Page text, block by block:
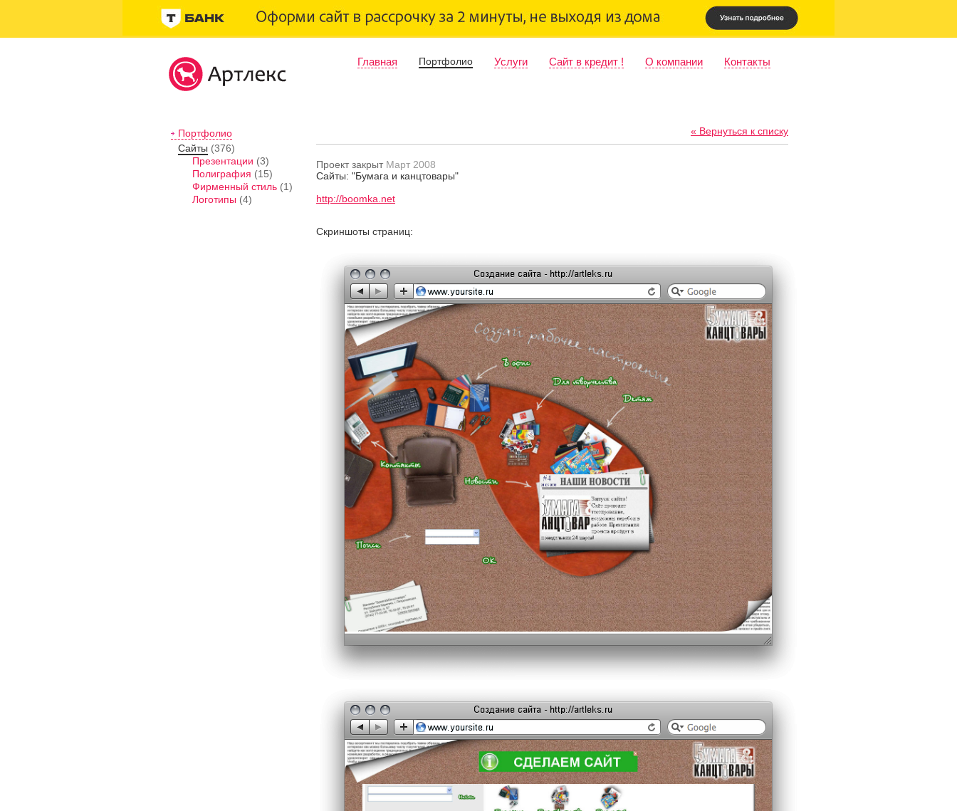
Главная Портфолио Услуги Сайт в кредит ! О компании Контакты
Портфолио
Сайты (376)
Презентации (3)
Полиграфия (15)
Фирменный стиль (1)
Логотипы (4)
« Вернуться к списку
Проект закрыт Март 2008
Сайты: "Бумага и канцтовары"
http://boomka.net
Скриншоты страниц: